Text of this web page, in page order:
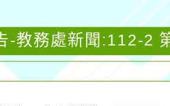
-教務處新聞:112-2